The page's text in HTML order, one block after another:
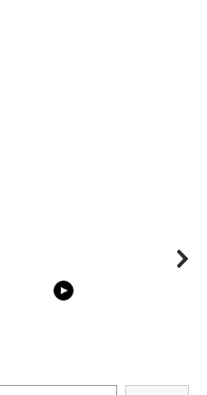
Shocking illusion - Pretty